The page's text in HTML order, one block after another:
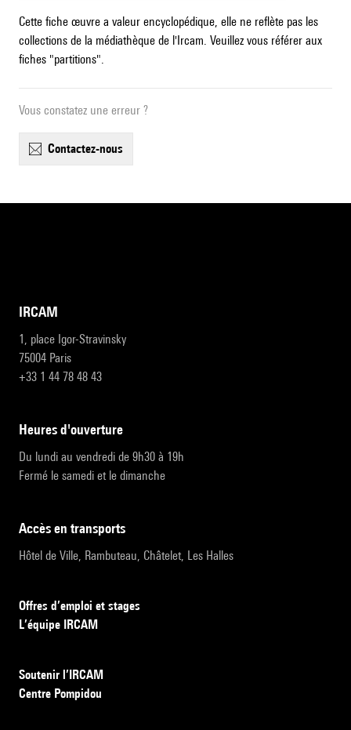
Cette fiche œuvre a valeur encyclopédique, elle ne reflète pas les
collections de la médiathèque de l'Ircam. Veuillez vous référer aux
fiches "partitions".
Vous constatez une erreur ?
contactez-nous
IRCAM
1, place Igor-Stravinsky
75004 Paris
+33 1 44 78 48 43
heures d'ouverture
Du lundi au vendredi de 9h30 à 19h
Fermé le samedi et le dimanche
accès en transports
Hôtel de Ville, Rambuteau, Châtelet, Les Halles
Offres d’emploi et stages
L’équipe IRCAM
Soutenir l’IRCAM
Centre Pompidou